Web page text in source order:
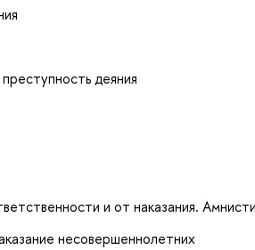
деяния
и от наказания.
несовершеннолетних